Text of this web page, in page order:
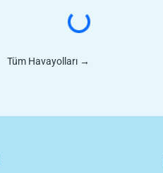
Tüm Havayolları →